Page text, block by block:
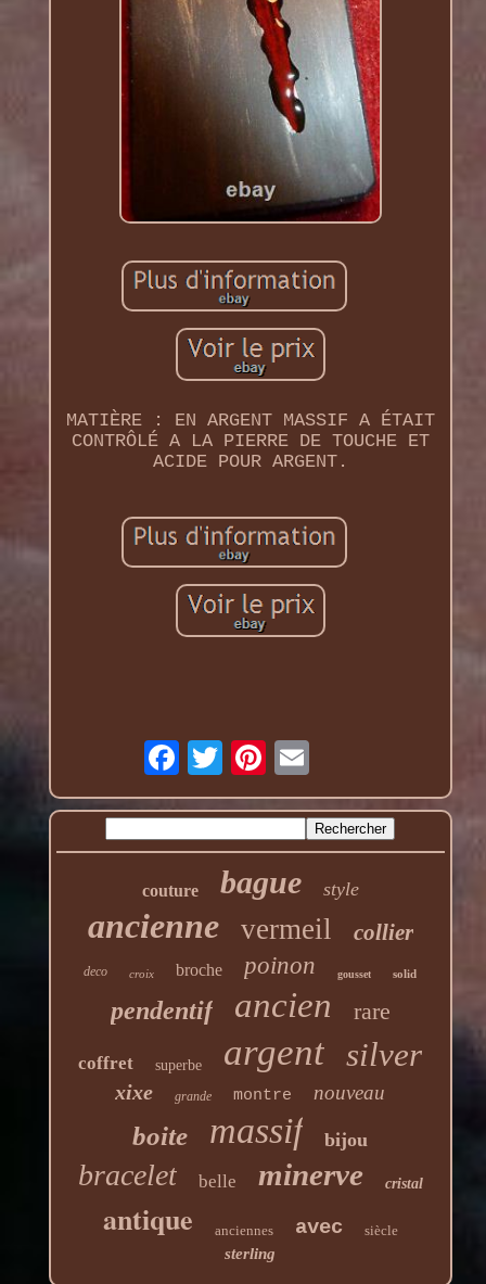
MATIÈRE : EN ARGENT MASSIF A ÉTAIT
CONTRÔLÉ A LA PIERRE DE TOUCHE ET
ACIDE POUR ARGENT.
couture bague style
ancienne vermeil collier
deco croix broche poinon gousset solid
pendentif ancien rare
coffret superbe argent silver
xixe grande montre nouveau
boite massif bijou
bracelet belle minerve cristal
antique anciennes avec siècle
sterling